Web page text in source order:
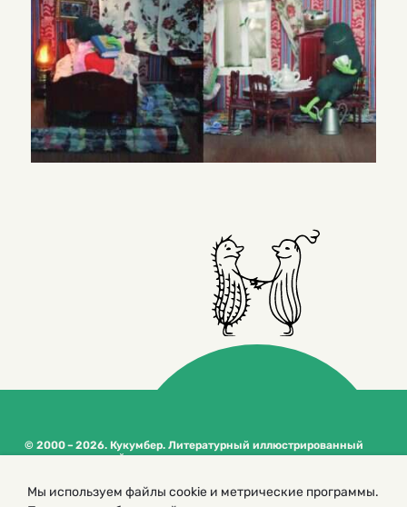
© 2000 – 2026. Кукумбер. Литературный иллюстрированный
журнал для детей
сайта
Мы используем файлы cookie и метрические программы.